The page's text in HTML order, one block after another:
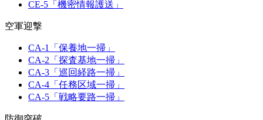
CE-5「機密情報護送」
空軍迎撃
CA-1「保養地一掃」
CA-2「探査基地一掃」
CA-3「巡回経路一掃」
CA-4「任務区域一掃」
CA-5「戦略要路一掃」